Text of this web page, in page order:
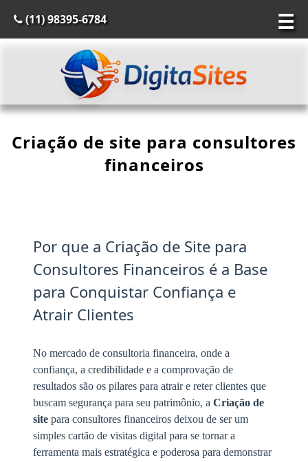
☰
(11) 98395-6784
Criação de site para consultores
financeiros
Por que a Criação de Site para
Consultores Financeiros é a Base
para Conquistar Confiança e
Atrair Clientes
No mercado de consultoria financeira, onde a
confiança, a credibilidade e a comprovação de
resultados são os pilares para atrair e reter clientes que
buscam segurança para seu patrimônio, a Criação de
site para consultores financeiros deixou de ser um
simples cartão de visitas digital para se tornar a
ferramenta mais estratégica e poderosa para demonstrar